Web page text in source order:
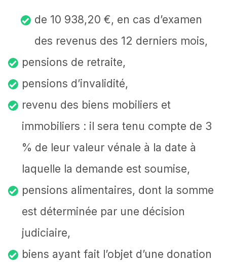
de 10 938,20 €, en cas d’examen
des revenus des 12 derniers mois,
pensions de retraite,
pensions d’invalidité,
revenu des biens mobiliers et
immobiliers : il sera tenu compte de 3
% de leur valeur vénale à la date à
laquelle la demande est soumise,
pensions alimentaires, dont la somme
est déterminée par une décision
judiciaire,
biens ayant fait l’objet d’une donation